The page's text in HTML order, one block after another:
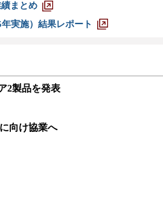
まとめ
実施）結果レポート
2製品を発表
向け協業へ